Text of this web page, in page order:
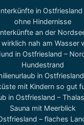
in
ohne Hindernisse
an der
nah am Wasser
in Ostfriesland –
Hundestrand
in
mit Kindern so gut
in Ostfriesland –
Sauna mit Meerblick
– flaches